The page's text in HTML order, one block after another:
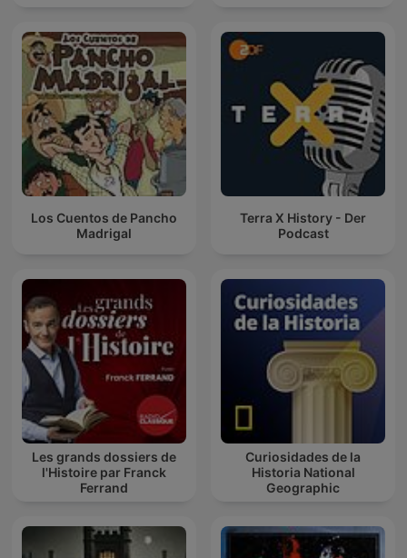
Los Cuentos de Pancho
Madrigal
Terra X History - Der
Podcast
Les grands dossiers de
l'Histoire par Franck
Ferrand
Curiosidades de la
Historia National
Geographic